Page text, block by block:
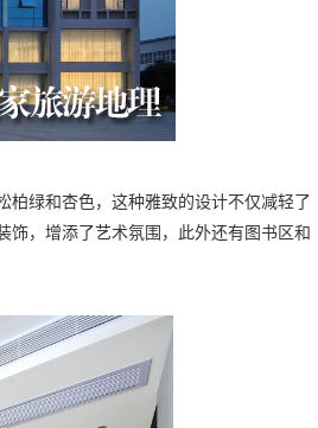
柏绿和杏色，这种雅致的设计不仅减轻了
饰，增添了艺术氛围，此外还有图书区和